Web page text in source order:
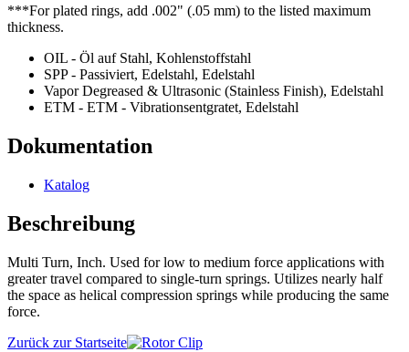
***For plated rings, add .002" (.05 mm) to the listed maximum
thickness.
OIL - Öl auf Stahl, Kohlenstoffstahl
SPP - Passiviert, Edelstahl, Edelstahl
Vapor Degreased & Ultrasonic (Stainless Finish), Edelstahl
ETM - ETM - Vibrationsentgratet, Edelstahl
Dokumentation
Katalog
Beschreibung
Multi Turn, Inch. Used for low to medium force applications with
greater travel compared to single-turn springs. Utilizes nearly half
the space as helical compression springs while producing the same
force.
Zurück zur Startseite